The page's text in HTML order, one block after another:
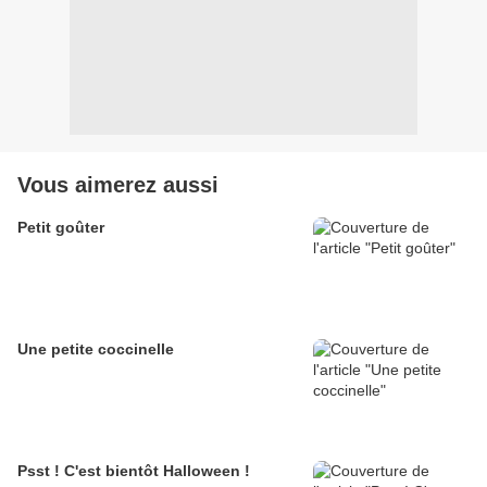
Vous aimerez aussi
Petit goûter
Une petite coccinelle
Psst ! C'est bientôt Halloween !